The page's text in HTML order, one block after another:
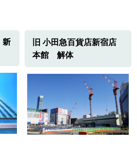
土木工事
線D滑走路造成舗装工事
ヤモンドシティ―土木工事
前大規模開発工事
コート請負建設工事
ン土木工事一式
土木工事一式
旧 小田急百貨店新宿店
本館 解体